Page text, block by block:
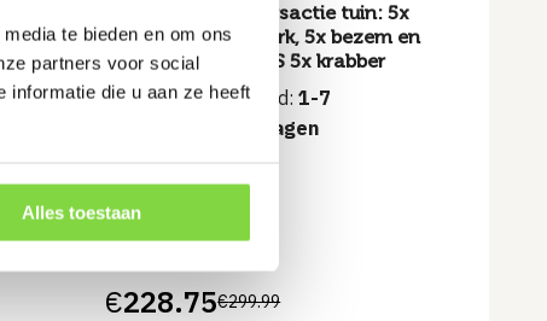
te bieden en om ons
partners voor social
informatie die u aan ze heeft
Alles toestaan
Najaarsactie tuin: 5x
bladhark, 5x bezem en
GRATIS 5x krabber
Levertijd:1-7
werkdagen
€299.99
Oorspronkelijke
€228.75
Huidige